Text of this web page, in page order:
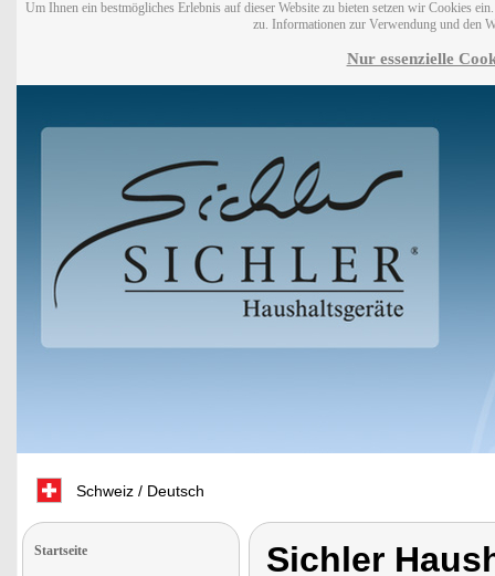
Um Ihnen ein bestmögliches Erlebnis auf dieser Website zu bieten setzen wir Cookies
zu. Informationen zur Verwendung und den
Nur essenzielle
Schweiz / Deutsch
Startseite Sichler